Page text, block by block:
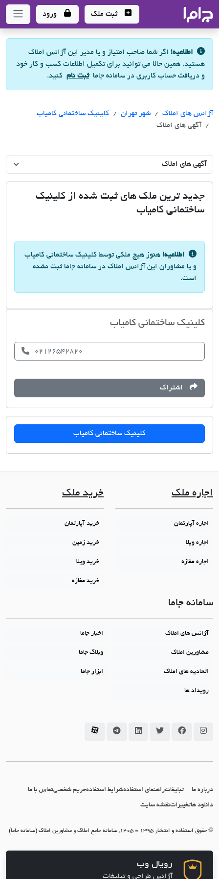
- سامانه جامع املاک و مشاورین املاک
ثبت ملک ورود
اطلاعیه! اگر شما صاحب امتیاز و یا مدیر این آژانس املاک
هستید، همین حالا می توانید برای تکمیل اطلاعات کسب و کار خود
و دریافت حساب کاربری در سامانه جاماثبت نام کنید.
آژانس های املاک آژانس های املاک
شهر تهران
کلینیک ساختمانی کامیاب
آگهی های املاک
جدید ترین ملک های ثبت شده از کلینیک
ساختمانی کامیاب
اطلاعیه! هنوز هیچ ملکی توسط کلینیک ساختمانی کامیاب
و یا مشاوران این آژانس املاک در سامانه جاما ثبت نشده
است.
کلینیک ساختمانی کامیاب
02126542820
اشتراک
کلینیک ساختمانی کامیاب
اجاره ملک
اجاره آپارتمان
اجاره ویلا
اجاره مغازه
خرید ملک
خرید آپارتمان
خرید زمین
خرید ویلا
خرید مغازه
سامانه جاما
آژانس های املاک اخبار جاما
مشاورین املاک وبلاگ جاما
اتحادیه های املاک ابزار جاما
رویداد ها
سامانه جاما در اینستاگرام
سامانه جاما در فیسبوک
سامانه جاما در توئیتر
سامانه جاما در لینکداین
سامانه جاما در تلگرام
سامانه جاما در آپارات
درباره ما تبلیغاتراهنمای استفادهشرایط استفادهحریم شخصیتماس با ما
دانلود هاتغییراتنقشه سایت
© حقوق استفاده و انتشار 1395 - 1405, سامانه جامع املاک و مشاورین املاک (سامانه جاما)
رویال وب
آژانس طراحی و تبلیغات